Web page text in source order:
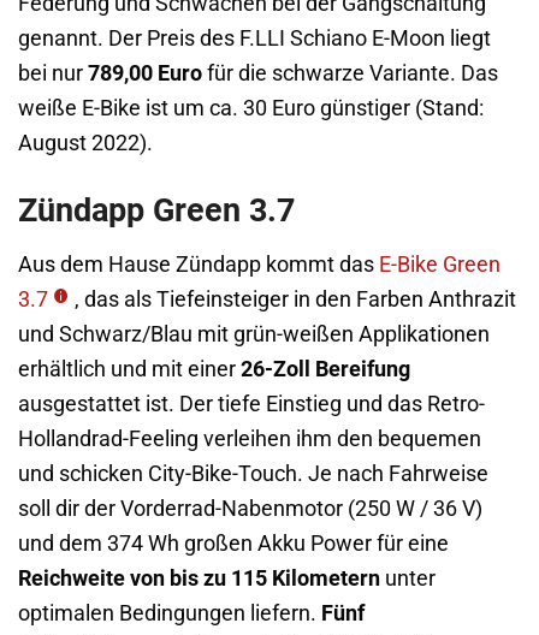
genannt. Der Preis des F.LLI Schiano E-Moon liegt
bei nur 789,00 Euro für die schwarze Variante. Das
weiße E-Bike ist um ca. 30 Euro günstiger (Stand:
August 2022).
Zündapp Green 3.7
Aus dem Hause Zündapp kommt das E-Bike Green
3.7
, das als Tiefeinsteiger in den Farben Anthrazit
und Schwarz/Blau mit grün-weißen Applikationen
erhältlich und mit einer 26-Zoll Bereifung
ausgestattet ist. Der tiefe Einstieg und das Retro-
Hollandrad-Feeling verleihen ihm den bequemen
und schicken City-Bike-Touch. Je nach Fahrweise
soll dir der Vorderrad-Nabenmotor (250 W / 36 V)
und dem 374 Wh großen Akku Power für eine
Reichweite von bis zu 115 Kilometern unter
optimalen Bedingungen liefern. Fünf